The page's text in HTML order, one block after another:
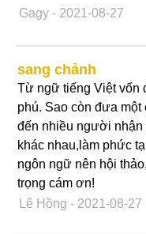
Gagy - 2021-08-27
sang chảnh
Từ ngữ tiếng Việt vốn
phú. Sao còn đưa
đến nhiều người nhận
khác nhau,làm phức
ngôn ngữ nên hội
trọng cám ơn!
Lê Hồng - 2021-08-27